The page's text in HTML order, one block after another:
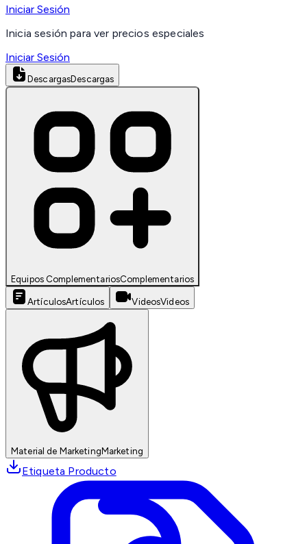
Iniciar Sesión
Inicia sesión para ver precios especiales
Iniciar Sesión
DescargasDescargas
Equipos ComplementariosComplementarios
ArtículosArtículos VideosVideos
Material de MarketingMarketing
Etiqueta Producto